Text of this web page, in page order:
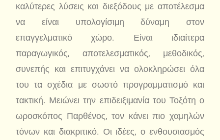
καλύτερες λύσεις και διεξόδους με αποτέλεσμα
να είναι υπολογίσιμη δύναμη στον
επαγγελματικό χώρο. Είναι ιδιαίτερα
παραγωγικός, αποτελεσματικός, μεθοδικός,
συνεπής και επιτυγχάνει να ολοκληρώσει όλα
του τα σχέδια με σωστό προγραμματισμό και
τακτική. Μειώνει την επιδειξιμανία του Τοξότη ο
ωροσκόπος Παρθένος, τον κάνει πιο χαμηλών
τόνων και διακριτικό. Οι ιδέες, ο ενθουσιασμός